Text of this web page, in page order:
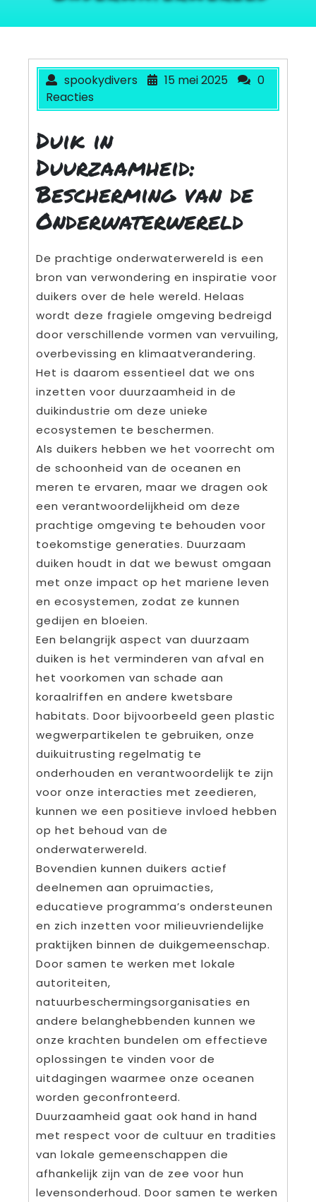
spookydivers 15 mei 2025
0
Reacties
Duik in
Duurzaamheid:
Bescherming van de
Onderwaterwereld
De prachtige onderwaterwereld is een
bron van verwondering en inspiratie voor
duikers over de hele wereld. Helaas
wordt deze fragiele omgeving bedreigd
door verschillende vormen van vervuiling,
overbevissing en klimaatverandering.
Het is daarom essentieel dat we ons
inzetten voor duurzaamheid in de
duikindustrie om deze unieke
ecosystemen te beschermen.
Als duikers hebben we het voorrecht om
de schoonheid van de oceanen en
meren te ervaren, maar we dragen ook
een verantwoordelijkheid om deze
prachtige omgeving te behouden voor
toekomstige generaties. Duurzaam
duiken houdt in dat we bewust omgaan
met onze impact op het mariene leven
en ecosystemen, zodat ze kunnen
gedijen en bloeien.
Een belangrijk aspect van duurzaam
duiken is het verminderen van afval en
het voorkomen van schade aan
koraalriffen en andere kwetsbare
habitats. Door bijvoorbeeld geen plastic
wegwerpartikelen te gebruiken, onze
duikuitrusting regelmatig te
onderhouden en verantwoordelijk te zijn
voor onze interacties met zeedieren,
kunnen we een positieve invloed hebben
op het behoud van de
onderwaterwereld.
Bovendien kunnen duikers actief
deelnemen aan opruimacties,
educatieve programma’s ondersteunen
en zich inzetten voor milieuvriendelijke
praktijken binnen de duikgemeenschap.
Door samen te werken met lokale
autoriteiten,
natuurbeschermingsorganisaties en
andere belanghebbenden kunnen we
onze krachten bundelen om effectieve
oplossingen te vinden voor de
uitdagingen waarmee onze oceanen
worden geconfronteerd.
Duurzaamheid gaat ook hand in hand
met respect voor de cultuur en tradities
van lokale gemeenschappen die
afhankelijk zijn van de zee voor hun
levensonderhoud. Door samen te werken